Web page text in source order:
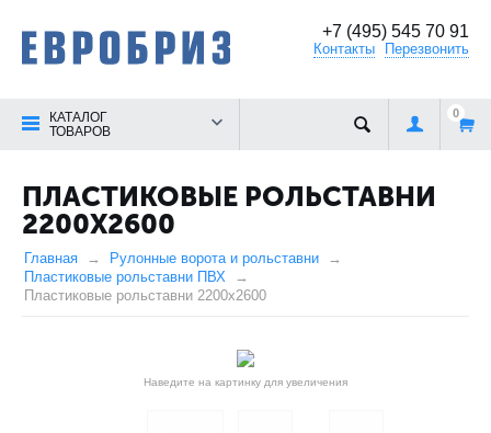
+7 (495) 545 70 91
Контакты Перезвонить
КАТАЛОГ
ТОВАРОВ
0
ПЛАСТИКОВЫЕ РОЛЬСТАВНИ
2200X2600
Главная
Рулонные ворота и рольставни
Пластиковые рольставни ПВХ
Пластиковые рольставни 2200x2600
Наведите на картинку для увеличения